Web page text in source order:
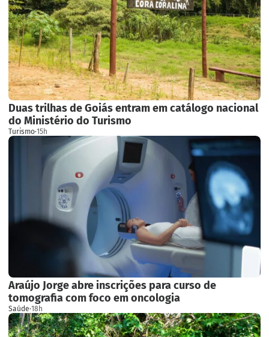
Duas trilhas de Goiás entram em catálogo nacional
do Ministério do Turismo
Turismo·15h
Araújo Jorge abre inscrições para curso de
tomografia com foco em oncologia
Saúde·18h